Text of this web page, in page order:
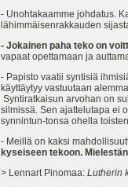
- Unohtakaamme johdatus.
lähimmäisenrakkauden
- Jokainen paha teko on
vapaat opettamaan ja
- Papisto vaatii syntisiä
käyttäytyy vastuutaan
Syntiratkaisun arvohan on
silmissä. Sen ajattelutapa ei
synnintun-tonsa ohella
- Meillä on kaksi
kyseiseen tekoon.
> Lennart Pinomaa: Lutherin